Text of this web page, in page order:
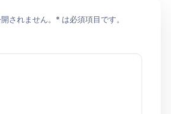
されません。* は必須項目です。